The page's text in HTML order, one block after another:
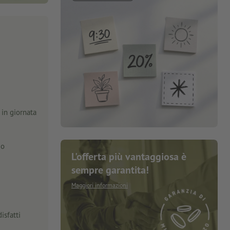
giornata
L'offerta più vantaggiosa è
sempre garantita!
Maggiori informazioni